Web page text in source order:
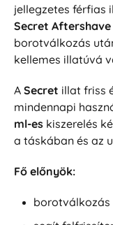
jellegzetes férfias
Secret
borotválkozás
kellemes illatúvá
A Secret illat friss
mindennapi
ml-eskiszerelés
a táskában és az
Fő előnyök:
borotválkozás